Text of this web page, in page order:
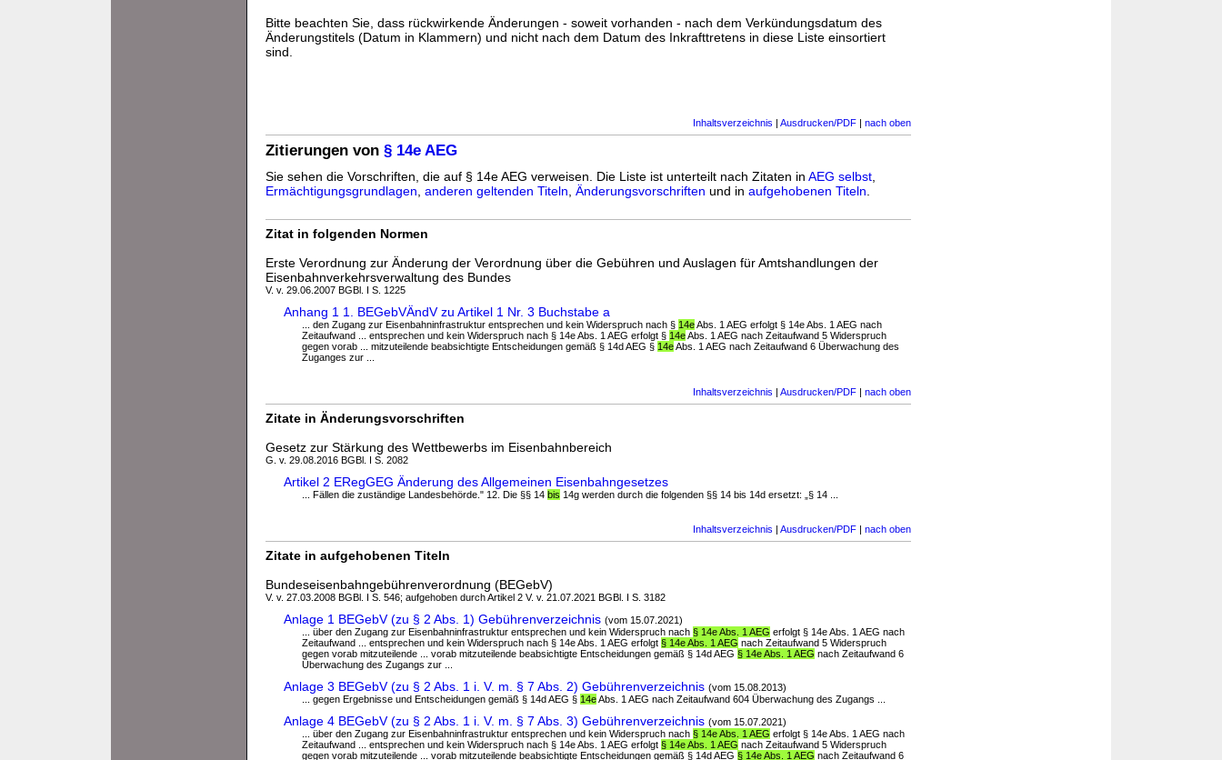
Bitte beachten Sie, dass rückwirkende Änderungen - soweit vorhanden - nach dem Verkündungsdatum des
Änderungstitels (Datum in Klammern) und nicht nach dem Datum des Inkrafttretens in diese Liste einsortiert
sind.
Inhaltsverzeichnis | Ausdrucken/PDF | nach oben
Zitierungen von § 14e AEG
Sie sehen die Vorschriften, die auf § 14e AEG verweisen. Die Liste ist unterteilt nach Zitaten in AEG selbst
Ermächtigungsgrundlagen anderen geltenden Titeln Änderungsvorschriften und in aufgehobenen Titeln
Zitat in folgenden Normen
Erste Verordnung zur Änderung der Verordnung über die Gebühren und Auslagen für Amtshandlungen der
Eisenbahnverkehrsverwaltung des Bundes
V. v. 29.06.2007 BGBl. I S. 1225
Anhang 1 1. BEGebVÄndV zu Artikel 1 Nr. 3 Buchstabe a
... den Zugang zur Eisenbahninfrastruktur entsprechen und kein Widerspruch nach § 14eAbs. 1 AEG erfolgt § 14e Abs. 1 AEG nach
Zeitaufwand ... entsprechen und kein Widerspruch nach § 14e Abs. 1 AEG erfolgt § 14eAbs. 1 AEG nach Zeitaufwand 5 Widerspruch
gegen vorab ... mitzuteilende beabsichtigte Entscheidungen gemäß § 14d AEG § 14eAbs. 1 AEG nach Zeitaufwand 6 Überwachung des
Zuganges zur ...
Inhaltsverzeichnis | Ausdrucken/PDF | nach oben
Zitate in Änderungsvorschriften
Gesetz zur Stärkung des Wettbewerbs im Eisenbahnbereich
G. v. 29.08.2016 BGBl. I S. 2082
Artikel 2 ERegGEG Änderung des Allgemeinen Eisenbahngesetzes
... Fällen die zuständige Landesbehörde." 12. Die §§ 14 bis 14g werden durch die folgenden §§ 14 bis 14d ersetzt: „§ 14 ...
Inhaltsverzeichnis | Ausdrucken/PDF | nach oben
Zitate in aufgehobenen Titeln
Bundeseisenbahngebührenverordnung (BEGebV)
V. v. 27.03.2008 BGBl. I S. 546; aufgehoben durch Artikel 2 V. v. 21.07.2021 BGBl. I S. 3182
Anlage 1 BEGebV (zu § 2 Abs. 1) Gebührenverzeichnis (vom 15.07.2021)
... über den Zugang zur Eisenbahninfrastruktur entsprechen und kein Widerspruch nach § 14e Abs. 1 AEG erfolgt § 14e Abs. 1 AEG nach
Zeitaufwand ... entsprechen und kein Widerspruch nach § 14e Abs. 1 AEG erfolgt § 14e Abs. 1 AEG nach Zeitaufwand 5 Widerspruch
gegen vorab mitzuteilende ... vorab mitzuteilende beabsichtigte Entscheidungen gemäß § 14d AEG § 14e Abs. 1 AEG nach Zeitaufwand 6
Überwachung des Zugangs zur ...
Anlage 3 BEGebV (zu § 2 Abs. 1 i. V. m. § 7 Abs. 2) Gebührenverzeichnis (vom 15.08.2013)
... gegen Ergebnisse und Entscheidungen gemäß § 14d AEG § 14eAbs. 1 AEG nach Zeitaufwand 604 Überwachung des Zugangs ...
Anlage 4 BEGebV (zu § 2 Abs. 1 i. V. m. § 7 Abs. 3) Gebührenverzeichnis (vom 15.07.2021)
... über den Zugang zur Eisenbahninfrastruktur entsprechen und kein Widerspruch nach § 14e Abs. 1 AEG erfolgt § 14e Abs. 1 AEG nach
Zeitaufwand ... entsprechen und kein Widerspruch nach § 14e Abs. 1 AEG erfolgt § 14e Abs. 1 AEG nach Zeitaufwand 5 Widerspruch
gegen vorab mitzuteilende ... vorab mitzuteilende beabsichtigte Entscheidungen gemäß § 14d AEG § 14e Abs. 1 AEG nach Zeitaufwand 6